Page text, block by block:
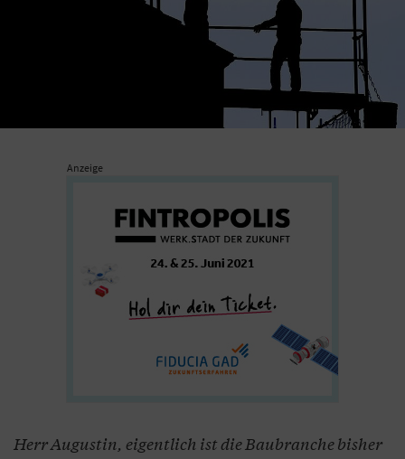
Anzeige
Herr Augustin, eigentlich ist die Baubranche bisher